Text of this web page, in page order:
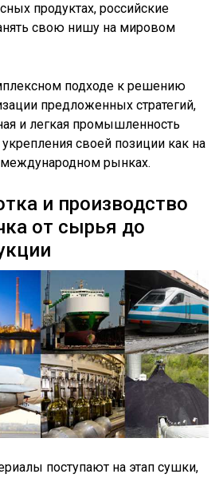
продуктах, российские
свою нишу на мировом
подходе к решению
предложенных стратегий,
и легкая промышленность
своей позиции как на
международном рынках.
и производство
от сырья до
поступают на этап сушки,